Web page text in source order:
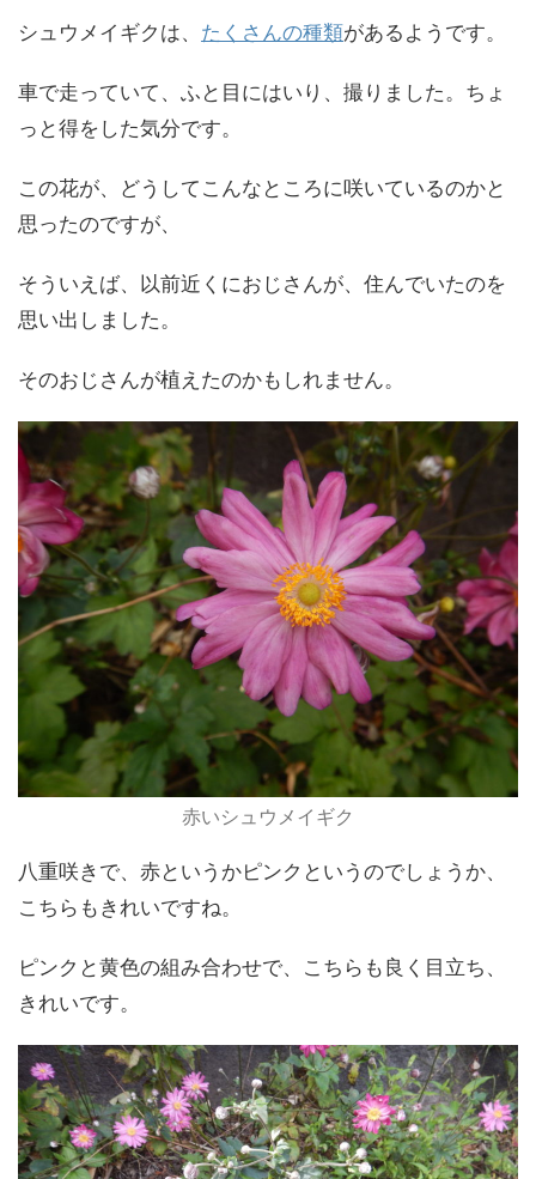
シュウメイギクは、 たくさんの種類があるようです。
車で走っていて、ふと目にはいり、撮りました。ちょ
っと得をした気分です。
この花が、どうしてこんなところに咲いているのかと
思ったのですが、
そういえば、以前近くにおじさんが、住んでいたのを
思い出しました。
そのおじさんが植えたのかもしれません。
赤いシュウメイギク
八重咲きで、赤というかピンクというのでしょうか、
こちらもきれいですね。
ピンクと黄色の組み合わせで、こちらも良く目立ち、
きれいです。